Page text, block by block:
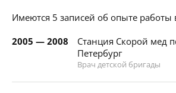
Имеются 5 записей об опыте работы
2005 — 2008
Станция Скорой мед
Петербург
Врач детской бригады